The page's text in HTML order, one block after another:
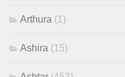
Arthura (1)
Ashira (15)